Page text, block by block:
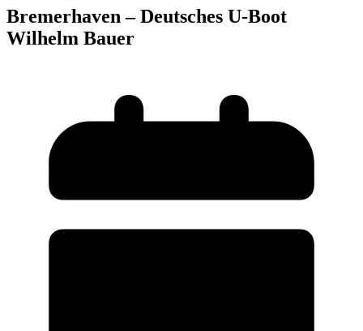
Bremerhaven – Deutsches U-Boot
Wilhelm Bauer